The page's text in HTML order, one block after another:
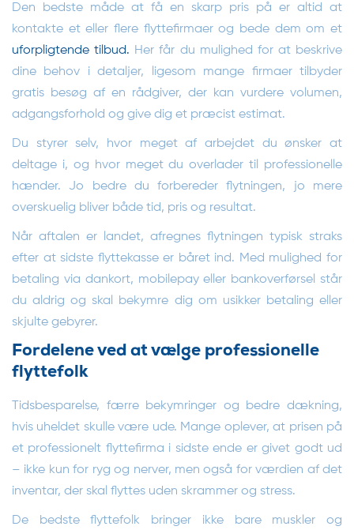
Den bedste måde at få en skarp pris på er altid at
kontakte et eller flere flyttefirmaer og bede dem om et
uforpligtende tilbud. Her får du mulighed for at beskrive
dine behov i detaljer, ligesom mange firmaer tilbyder
gratis besøg af en rådgiver, der kan vurdere volumen,
adgangsforhold og give dig et præcist estimat.
Du styrer selv, hvor meget af arbejdet du ønsker at
deltage i, og hvor meget du overlader til professionelle
hænder. Jo bedre du forbereder flytningen, jo mere
overskuelig bliver både tid, pris og resultat.
Når aftalen er landet, afregnes flytningen typisk straks
efter at sidste flyttekasse er båret ind. Med mulighed for
betaling via dankort, mobilepay eller bankoverførsel står
du aldrig og skal bekymre dig om usikker betaling eller
skjulte gebyrer.
Fordelene ved at vælge professionelle
flyttefolk
Tidsbesparelse, færre bekymringer og bedre dækning,
hvis uheldet skulle være ude. Mange oplever, at prisen på
et professionelt flyttefirma i sidste ende er givet godt ud
– ikke kun for ryg og nerver, men også for værdien af det
inventar, der skal flyttes uden skrammer og stress.
De bedste flyttefolk bringer ikke bare muskler og